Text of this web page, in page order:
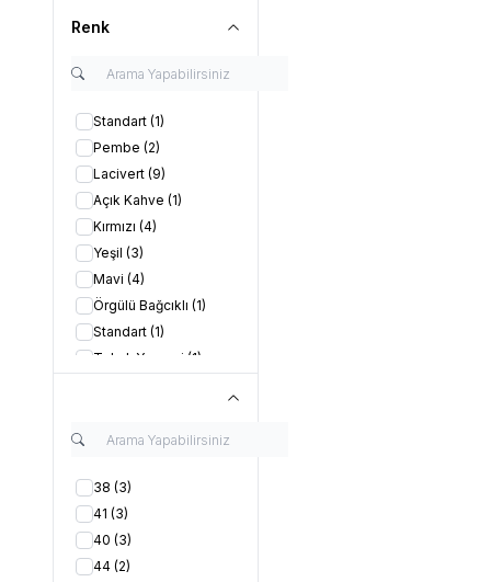
Renk
Standart (1)
Pembe (2)
Lacivert (9)
Açık Kahve (1)
Kırmızı (4)
Yeşil (3)
Mavi (4)
Örgülü Bağcıklı (1)
Standart (1)
Tokalı Yemeni (1)
Kahverengi(1)
Beyaz
Bordo
Siyah
Mor(1)
38 (3)
41 (3)
40 (3)
44 (2)